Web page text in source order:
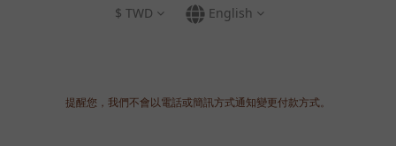
$ TWD English
提醒您，我們不會以電話或簡訊方式通知變更付款方式。